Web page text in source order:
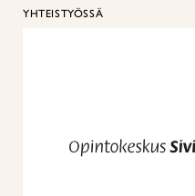
YHTEISTYÖSSÄ